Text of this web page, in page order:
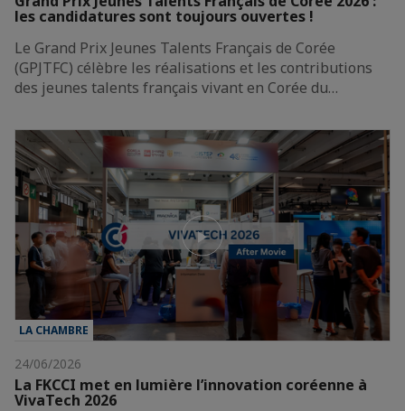
les candidatures sont toujours ouvertes !
Le Grand Prix Jeunes Talents Français de Corée
(GPJTFC) célèbre les réalisations et les contributions
des jeunes talents français vivant en Corée du…
LA CHAMBRE
24/06/2026
La FKCCI met en lumière l’innovation coréenne à
VivaTech 2026